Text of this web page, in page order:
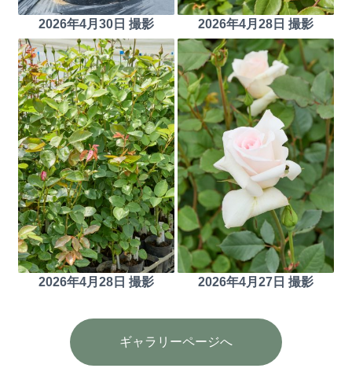
2026年4月30日 撮影 2026年4月28日 撮影
2026年4月28日 撮影 2026年4月27日 撮影
ギャラリーページへ